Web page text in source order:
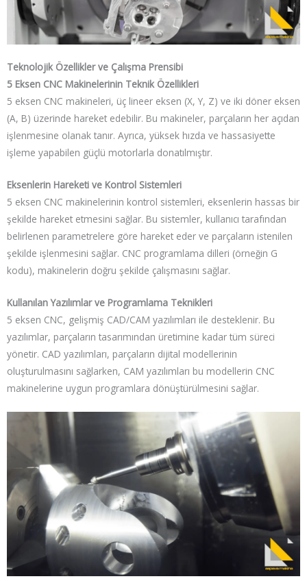
Teknolojik Özellikler ve Çalışma Prensibi
5 Eksen CNC Makinelerinin Teknik Özellikleri
5 eksen CNC makineleri, üç lineer eksen (X, Y, Z) ve iki döner eksen
(A, B) üzerinde hareket edebilir. Bu makineler, parçaların her açıdan
işlenmesine olanak tanır. Ayrıca, yüksek hızda ve hassasiyette
işleme yapabilen güçlü motorlarla donatılmıştır.
Eksenlerin Hareketi ve Kontrol Sistemleri
5 eksen CNC makinelerinin kontrol sistemleri, eksenlerin hassas bir
şekilde hareket etmesini sağlar. Bu sistemler, kullanıcı tarafından
belirlenen parametrelere göre hareket eder ve parçaların istenilen
şekilde işlenmesini sağlar. CNC programlama dilleri (örneğin G
kodu), makinelerin doğru şekilde çalışmasını sağlar.
Kullanılan Yazılımlar ve Programlama Teknikleri
5 eksen CNC, gelişmiş CAD/CAM yazılımları ile desteklenir. Bu
yazılımlar, parçaların tasarımından üretimine kadar tüm süreci
yönetir. CAD yazılımları, parçaların dijital modellerinin
oluşturulmasını sağlarken, CAM yazılımları bu modellerin CNC
makinelerine uygun programlara dönüştürülmesini sağlar.